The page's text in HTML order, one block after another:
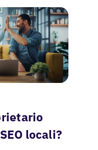
locali?